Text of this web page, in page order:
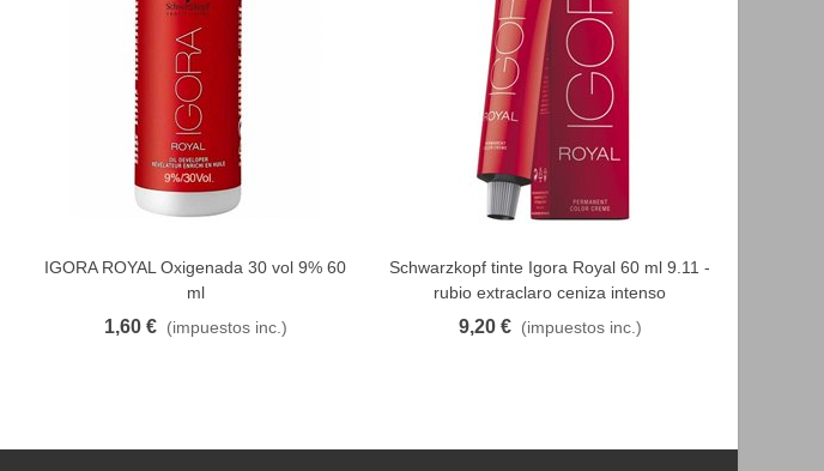
FAVORITO
IGORA ROYAL Oxigenada 30 vol 9% 60
ml
1,60 € (impuestos inc.)
FAVORITO
Schwarzkopf tinte Igora Royal 60 ml 9.11 -
rubio extraclaro ceniza intenso
9,20 € (impuestos inc.)